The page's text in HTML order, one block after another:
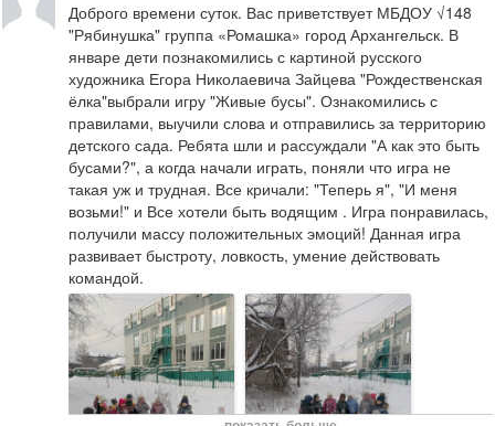
Доброго времени суток. Вас приветствует МБДОУ √148
"Рябинушка" группа «Ромашка» город Архангельск. В
январе дети познакомились с картиной русского
художника Егора Николаевича Зайцева "Рождественская
ёлка"выбрали игру "Живые бусы". Ознакомились с
правилами, выучили слова и отправились за территорию
детского сада. Ребята шли и рассуждали "А как это быть
бусами?", а когда начали играть, поняли что игра не
такая уж и трудная. Все кричали: "Теперь я", "И меня
возьми!" и Все хотели быть водящим . Игра понравилась,
получили массу положительных эмоций! Данная игра
развивает быстроту, ловкость, умение действовать
командой.